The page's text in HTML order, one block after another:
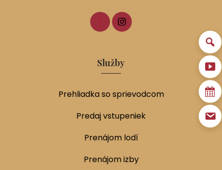
Služby
Prehliadka so sprievodcom
Predaj vstupeniek
Prenájom lodí
Prenájom izby